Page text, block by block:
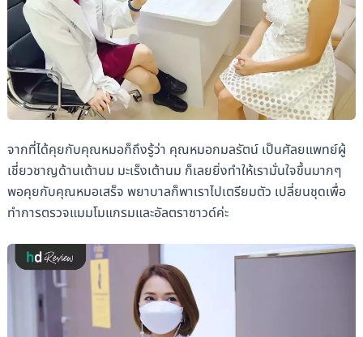
จากที่ได้คุยกับคุณหมอก็ถึงรู้ว่า คุณหมอกมลรัตน์ เป็นศัลยแพทย์ผู้
เชี่ยวชาญด้านเต้านม มะเร็งเต้านม ก็เลยยิ่งทำให้เรามั่นใจขึ้นมากๆ
พอคุยกับคุณหมอเสร็จ พยาบาลก็พาเราไปเตรียมตัว เปลี่ยนชุดเพื่อ
ทำการตรวจแมมโมแกรมและอัลตราซาวด์ค่ะ